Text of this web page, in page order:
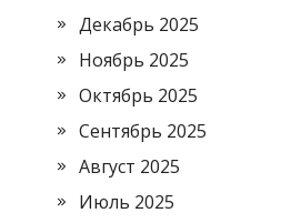
Декабрь 2025
Ноябрь 2025
Октябрь 2025
Сентябрь 2025
Август 2025
Июль 2025